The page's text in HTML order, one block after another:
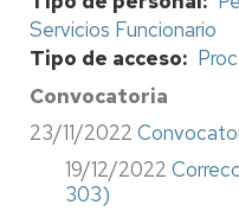
Servicios Funcionario
Tipo de acceso
Convocatoria
23/11/2022
19/12/2022
303)